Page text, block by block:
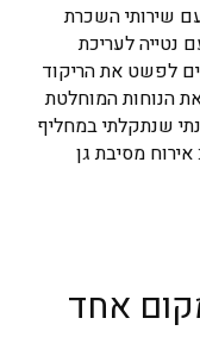
עם שירותי השכרת
נטייה לעריכת
לפשט את הריקוד
הנוחות המוחלטת
שנתקלתי במחליף
מסיבת גן
אחד